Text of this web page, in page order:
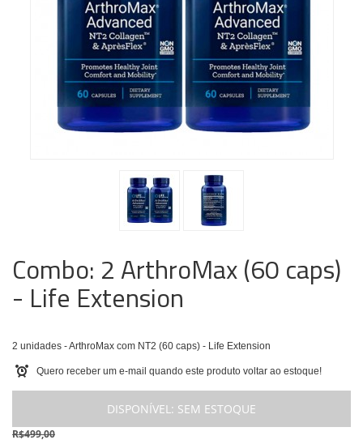
Combo: 2 ArthroMax (60 caps)
- Life Extension
2 unidades - ArthroMax com NT2 (60 caps) - Life Extension
Quero receber um e-mail quando este produto voltar ao estoque!
DISPONÍVEL: SEM ESTOQUE
R$499,00